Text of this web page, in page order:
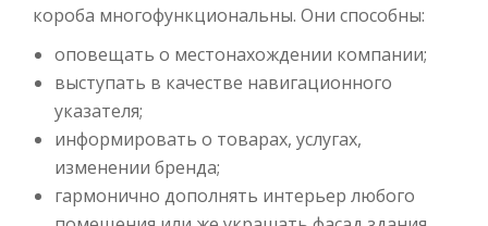
короба многофункциональны. Они способны:
оповещать о местонахождении компании;
выступать в качестве навигационного
указателя;
информировать о товарах, услугах,
изменении бренда;
гармонично дополнять интерьер любого